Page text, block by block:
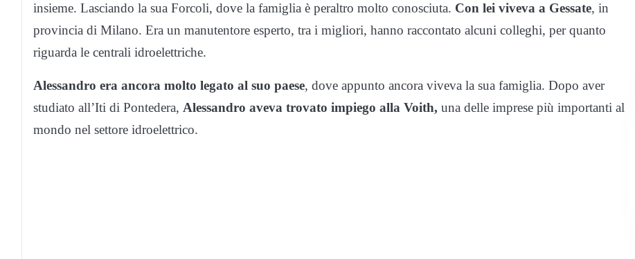
insieme. Lasciando la sua Forcoli, dove la famiglia è peraltro molto conosciuta. Con lei viveva a Gessate, in
provincia di Milano. Era un manutentore esperto, tra i migliori, hanno raccontato alcuni colleghi, per quanto
riguarda le centrali idroelettriche.
Alessandro era ancora molto legato al suo paese, dove appunto ancora viveva la sua famiglia. Dopo aver
studiato all’Iti di Pontedera, Alessandro aveva trovato impiego alla Voith, una delle imprese più importanti al
mondo nel settore idroelettrico.